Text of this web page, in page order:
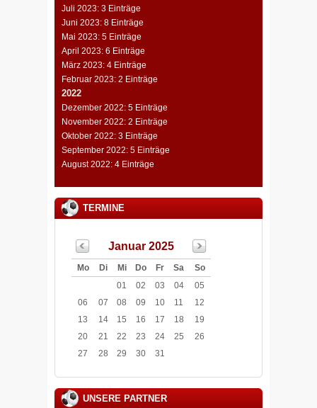
Juli 2023: 3 Einträge
Juni 2023: 8 Einträge
Mai 2023: 5 Einträge
April 2023: 6 Einträge
März 2023: 4 Einträge
Februar 2023: 2 Einträge
2022
Dezember 2022: 5 Einträge
November 2022: 2 Einträge
Oktober 2022: 3 Einträge
September 2022: 5 Einträge
August 2022: 4 Einträge
TERMINE
Januar 2025
Mo Di Mi Do Fr Sa
So
01
02 03 04
05
06
07 08 09 10 11
12
13
14 15 16 17 18
19
20
21 22 23 24 25
26
27
28 29 30 31
UNSERE PARTNER